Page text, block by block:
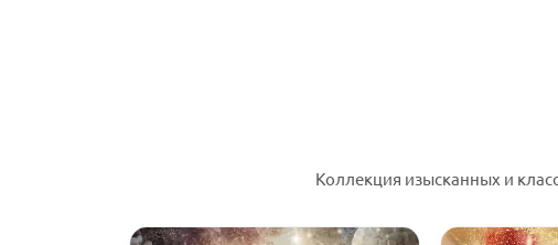
Коллекция изысканных и